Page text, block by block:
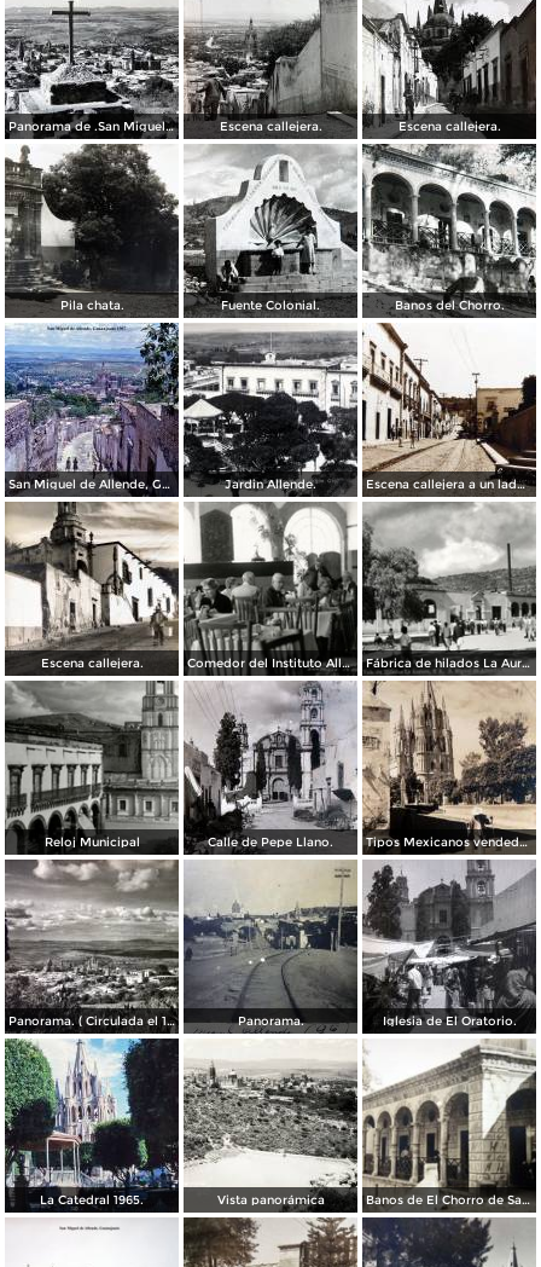
Panorama de .San Miguel de Allende Guanajuato Escena callejera. Escena callejera.
Pila chata. Fuente Colonial. Banos del Chorro.
San Miguel de Allende, Guanajuato 1967 Jardin Allende. Escena callejera a un lado del Exconvento de San Francisco.
Escena callejera. Comedor del Instituto Allende Fábrica de hilados La Aurora
Reloj Municipal Calle de Pepe Llano. Tipos Mexicanos vendedor de agua. ( Circulada el 14 de Octubre de 1942 ).
Panorama. ( Circulada el 17 de Marzo de 1952 ). Panorama. Iglesia de El Oratorio.
La Catedral 1965. Vista panorámica Banos de El Chorro de San Miguel de Allende, Guanajuato.